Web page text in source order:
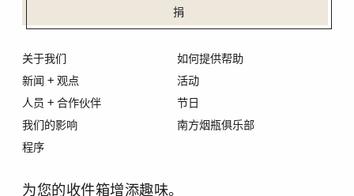
捐
关于我们
新闻 + 观点
人员 + 合作伙伴
我们的影响
程序
如何提供帮助
活动
节日
南方烟瓶俱乐部
为您的收件箱增添趣味。